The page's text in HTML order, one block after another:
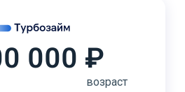
000 ₽
возраст